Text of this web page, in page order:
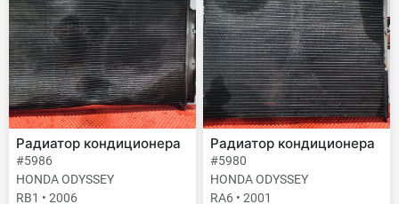
Радиатор кондиционера
#5986
HONDA ODYSSEY
RB1 • 2006
Радиатор кондиционера
#5980
HONDA ODYSSEY
RA6 • 2001